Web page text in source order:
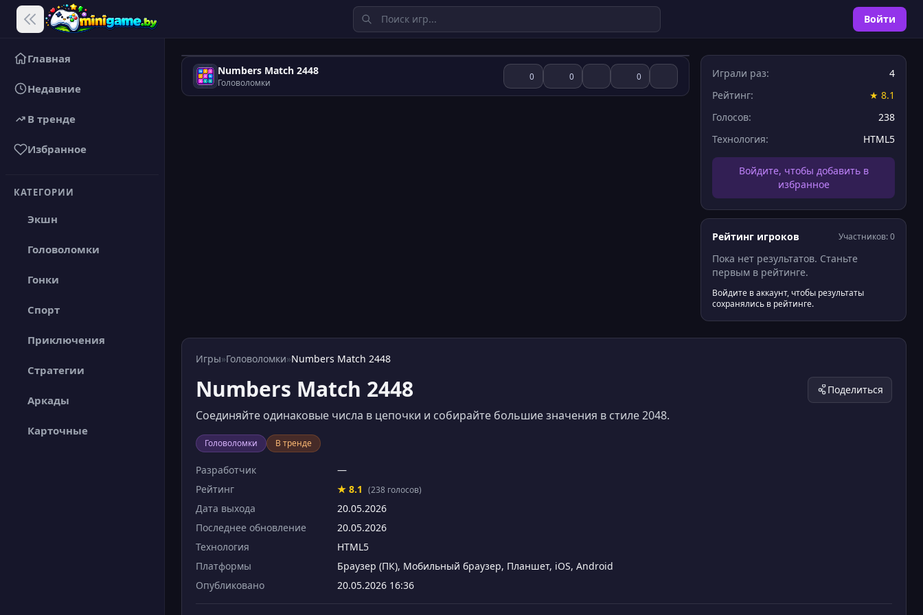
Войти
Главная
Недавние
В тренде
Избранное
КАТЕГОРИИ
Экшн
Головоломки
Гонки
Спорт
Приключения
Стратегии
Аркады
Карточные
Numbers Match 2448
Головоломки
0 0 0 Играли раз:
4
Рейтинг:
★ 8.1
Голосов:
238
Технология:
HTML5
Войдите, чтобы добавить в
избранное
Рейтинг игроков Участников: 0
Пока нет результатов. Станьте
первым в рейтинге.
Войдите в аккаунт, чтобы результаты
сохранялись в рейтинге.
Игры»Головоломки»Numbers Match 2448
Numbers Match 2448
Соединяйте одинаковые числа в цепочки и собирайте большие значения в стиле 2048.
Поделиться
Головоломки В тренде
Разработчик
—
Рейтинг
★ 8.1 (238 голосов)
Дата выхода
20.05.2026
Последнее обновление
20.05.2026
Технология
HTML5
Платформы
Браузер (ПК), Мобильный браузер, Планшет, iOS, Android
Опубликовано
20.05.2026 16:36